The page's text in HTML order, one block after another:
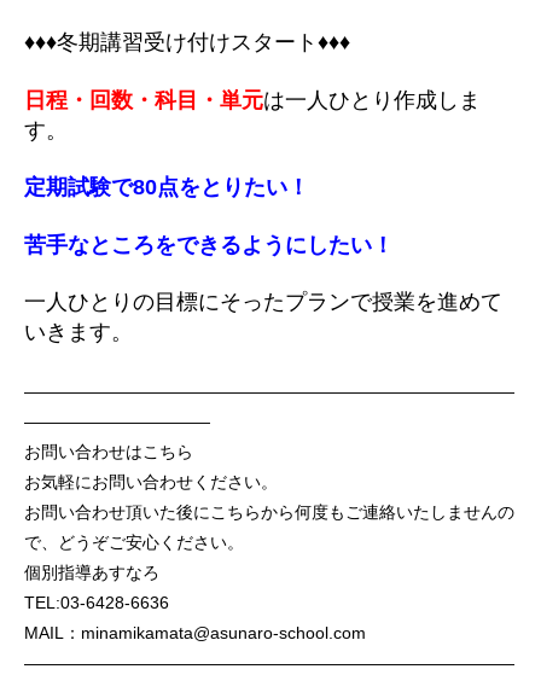
♦♦♦冬期講習受け付けスタート♦♦♦
日程・回数・科目・単元は一人ひとり作成しま
す。
定期試験で80点をとりたい！
苦手なところをできるようにしたい！
一人ひとりの目標にそったプランで授業を進めて
いきます。
—————————————————————————————
———————————
お問い合わせはこちら
お気軽にお問い合わせください。
お問い合わせ頂いた後にこちらから何度もご連絡いたしませんの
で、どうぞご安心ください。
個別指導あすなろ
TEL:03-6428-6636
MAIL：minamikamata@asunaro-school.com
—————————————————————————————